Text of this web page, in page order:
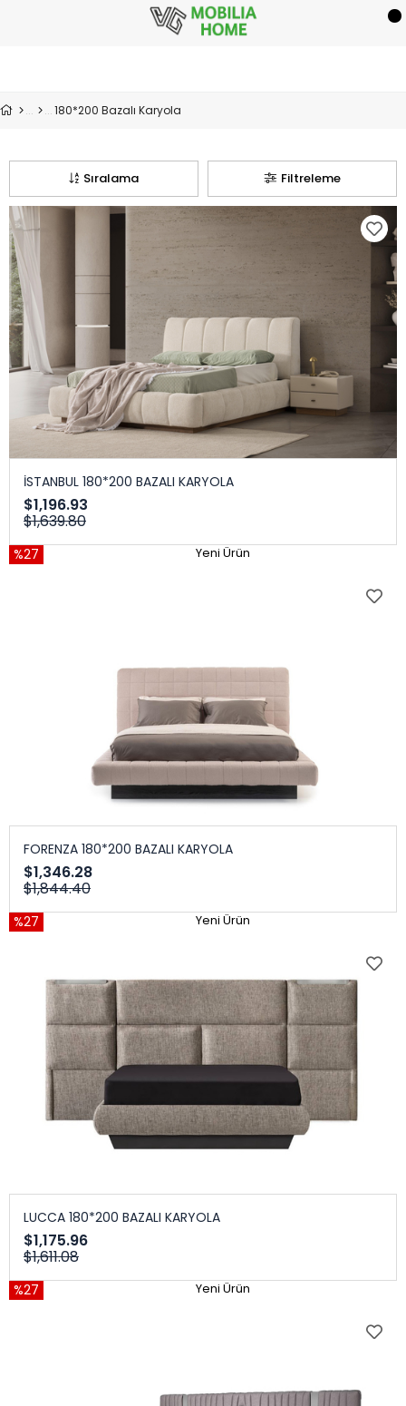
180*200 Bazalı Karyola
Filtreleme
Sıralama
İSTANBUL 180*200 BAZALI KARYOLA
$1,196.93
$1,639.80
%27 Yeni Ürün
FORENZA 180*200 BAZALI KARYOLA
$1,346.28
$1,844.40
%27 Yeni Ürün
LUCCA 180*200 BAZALI KARYOLA
$1,175.96
$1,611.08
%27 Yeni Ürün